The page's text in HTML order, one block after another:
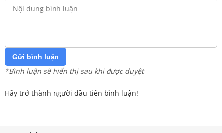
Gửi bình luận
*Bình luận sẽ hiển thị sau khi được duyệt
Hãy trở thành người đầu tiên bình luận!